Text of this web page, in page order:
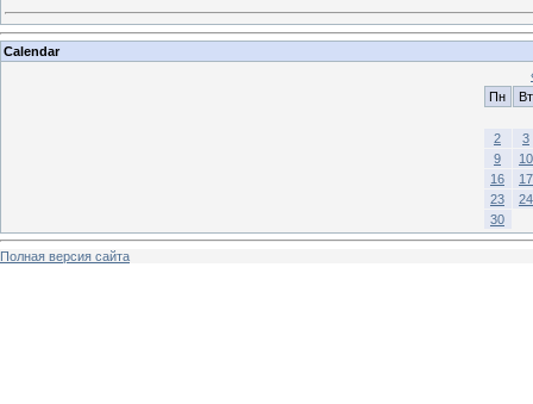
Calendar
Пн
Вт
2
3
9
10
16
17
23
24
30
Полная версия сайта